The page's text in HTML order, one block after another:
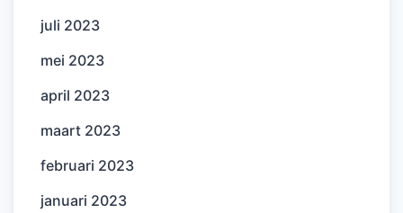
juli 2023
mei 2023
april 2023
maart 2023
februari 2023
januari 2023